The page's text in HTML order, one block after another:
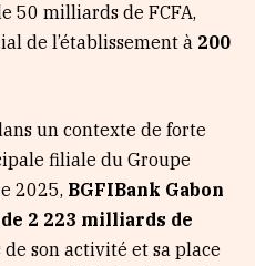
50 milliards de FCFA,
de l’établissement à 200
un contexte de forte
filiale du Groupe
2025, BGFIBank Gabon
2 223 milliards de
son activité et sa place